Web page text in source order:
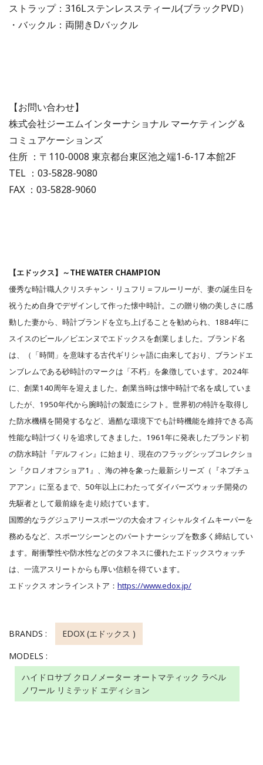
ストラップ：316Lステンレススティール(ブラックPVD）
・バックル：両開きDバックル
【お問い合わせ】
株式会社ジーエムインターナショナル マーケティング＆
コミュアケーションズ
住所 ：〒110-0008 東京都台東区池之端1-6-17 本館2F
TEL ：03-5828-9080
FAX ：03-5828-9060
【エドックス】～THE WATER CHAMPION
優秀な時計職人クリスチャン・リュフリ＝フルーリーが、妻の誕生日を
祝うため自身でデザインして作った懐中時計。この贈り物の美しさに感
動した妻から、時計ブランドを立ち上げることを勧められ、1884年に
スイスのビール／ビエンヌでエドックスを創業しました。ブランド名
は、（「時間」を意味する古代ギリシャ語に由来しており、ブランドエ
ンブレムである砂時計のマークは「不朽」を象徴しています。2024年
に、創業140周年を迎えました。創業当時は懐中時計で名を成していま
したが、1950年代から腕時計の製造にシフト。世界初の特許を取得し
た防水機構を開発するなど、過酷な環境下でも計時機能を維持できる高
性能な時計づくりを追求してきました。1961年に発表したブランド初
の防水時計『デルフィン』に始まり、現在のフラッグシップコレクショ
ン『クロノオフショア1』、海の神を象った最新シリーズ（『ネプチュ
アアン』に至るまで、50年以上にわたってダイバーズウォッチ開発の
先駆者として最前線を走り続けています。
国際的なラグジュアリースポーツの大会オフィシャルタイムキーパーを
務めるなど、スポーツシーンとのパートナーシップを数多く締結してい
ます。耐衝撃性や防水性などのタフネスに優れたエドックスウォッチ
は、一流アスリートからも厚い信頼を得ています。
エドックス オンラインストア： https://www.edox.jp/
BRANDS :
EDOX (エドックス )
MODELS :
ハイドロサブ クロノメーター オートマティック ラベル
ノワール リミテッド エディション